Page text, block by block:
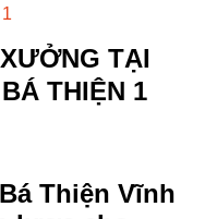
TẠI
THIỆN 1
Thiện Vĩnh